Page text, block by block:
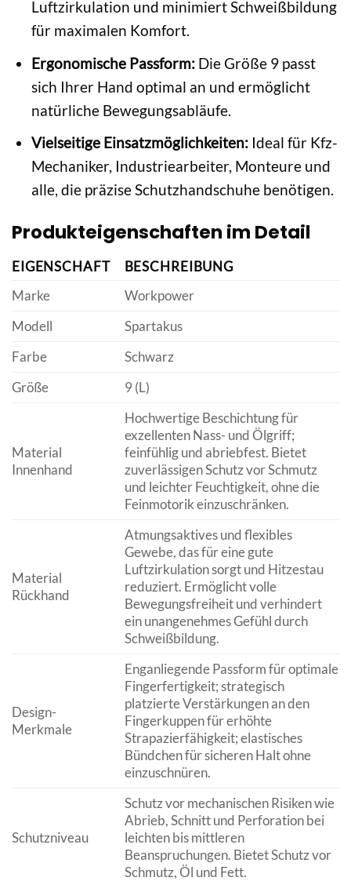
Luftzirkulation und minimiert Schweißbildung
für maximalen Komfort.
Ergonomische Passform:Die Größe 9 passt
sich Ihrer Hand optimal an und ermöglicht
natürliche Bewegungsabläufe.
Vielseitige Einsatzmöglichkeiten:Ideal für Kfz-
Mechaniker, Industriearbeiter, Monteure und
alle, die präzise Schutzhandschuhe benötigen.
Produkteigenschaften im Detail
EIGENSCHAFT
BESCHREIBUNG
Marke
Workpower
Modell
Spartakus
Farbe
Schwarz
Größe
9 (L)
Material
Innenhand
Hochwertige Beschichtung für
exzellenten Nass- und Ölgriff;
feinfühlig und abriebfest. Bietet
zuverlässigen Schutz vor Schmutz
und leichter Feuchtigkeit, ohne die
Feinmotorik einzuschränken.
Material
Rückhand
Atmungsaktives und flexibles
Gewebe, das für eine gute
Luftzirkulation sorgt und Hitzestau
reduziert. Ermöglicht volle
Bewegungsfreiheit und verhindert
ein unangenehmes Gefühl durch
Schweißbildung.
Design-
Merkmale
Enganliegende Passform für optimale
Fingerfertigkeit; strategisch
platzierte Verstärkungen an den
Fingerkuppen für erhöhte
Strapazierfähigkeit; elastisches
Bündchen für sicheren Halt ohne
einzuschnüren.
Schutzniveau
Schutz vor mechanischen Risiken wie
Abrieb, Schnitt und Perforation bei
leichten bis mittleren
Beanspruchungen. Bietet Schutz vor
Schmutz, Öl und Fett.